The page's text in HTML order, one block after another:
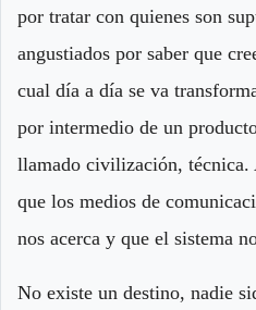
por tratar con quienes son
angustiados por saber que
cual día a día se va
por intermedio de un
llamado civilización, técnica.
que los medios de
nos acerca y que el sistema
No existe un destino, nadie